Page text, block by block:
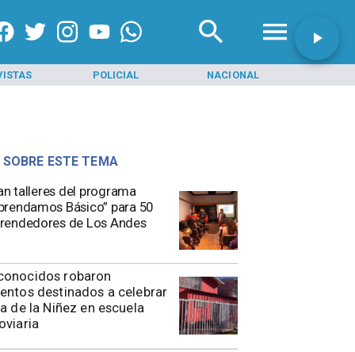
POLICIAL NACIONAL
talleres del programa
Básico” para 50
de Los Andes
robaron
destinados a celebrar
de la Niñez en escuela
ESTE TEMA